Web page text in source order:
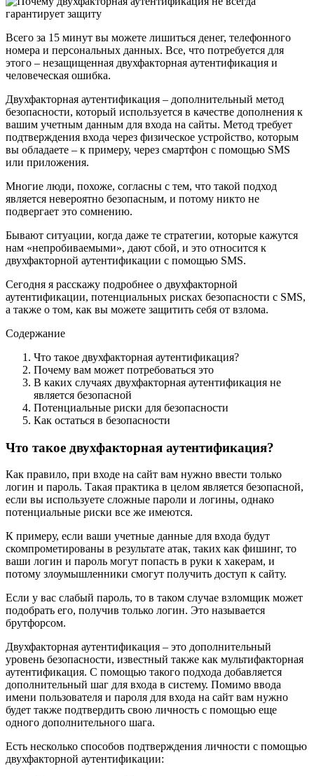
Всего за 15 минут вы можете лишиться денег, телефонного
номера и персональных данных. Все, что потребуется для
этого – незащищенная двухфакторная аутентификация и
человеческая ошибка.
Двухфакторная аутентификация – дополнительный метод
безопасности, который используется в качестве дополнения к
вашим учетным данным для входа на сайты. Метод требует
подтверждения входа через физическое устройство, которым
вы обладаете – к примеру, через смартфон с помощью SMS
или приложения.
Многие люди, похоже, согласны с тем, что такой подход
является невероятно безопасным, и потому никто не
подвергает это сомнению.
Бывают ситуации, когда даже те стратегии, которые кажутся
нам «непробиваемыми», дают сбой, и это относится к
двухфакторной аутентификации с помощью SMS.
Сегодня я расскажу подробнее о двухфакторной
аутентификации, потенциальных рисках безопасности с SMS,
а также о том, как вы можете защитить себя от взлома.
Содержание
Что такое двухфакторная аутентификация?
Почему вам может потребоваться это
В каких случаях двухфакторная аутентификация не
является безопасной
Потенциальные риски для безопасности
Как остаться в безопасности
Что такое двухфакторная аутентификация?
Как правило, при входе на сайт вам нужно ввести только
логин и пароль. Такая практика в целом является безопасной,
если вы используете сложные пароли и логины, однако
потенциальные риски все же имеются.
К примеру, если ваши учетные данные для входа будут
скомпрометированы в результате атак, таких как фишинг, то
ваши логин и пароль могут попасть в руки к хакерам, и
потому злоумышленники смогут получить доступ к сайту.
Если у вас слабый пароль, то в таком случае взломщик может
подобрать его, получив только логин. Это называется
брутфорсом.
Двухфакторная аутентификация – это дополнительный
уровень безопасности, известный также как мультифакторная
аутентификация. С помощью такого подхода добавляется
дополнительный шаг для входа в систему. Помимо ввода
имени пользователя и пароля для входа на сайт вам нужно
будет также подтвердить свою личность с помощью еще
одного дополнительного шага.
Есть несколько способов подтверждения личности с помощью
двухфакторной аутентификации: